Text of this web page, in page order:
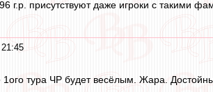
г.р. присутствуют даже игроки с такими
тура ЧР будет весёлым. Жара.